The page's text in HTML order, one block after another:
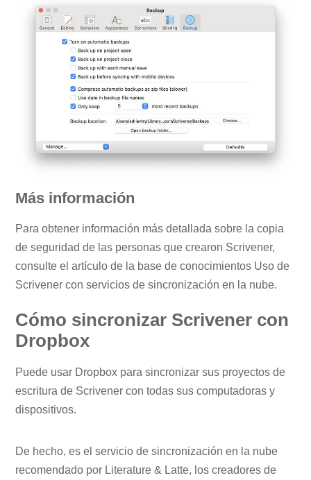
Más información
Para obtener información más detallada sobre la copia
de seguridad de las personas que crearon Scrivener,
consulte el artículo de la base de conocimientos Uso de
Scrivener con servicios de sincronización en la nube.
Cómo sincronizar Scrivener con
Dropbox
Puede usar Dropbox para sincronizar sus proyectos de
escritura de Scrivener con todas sus computadoras y
dispositivos.
De hecho, es el servicio de sincronización en la nube
recomendado por Literature & Latte, los creadores de